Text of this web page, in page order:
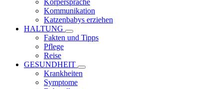
Körpersprache
Kommunikation
Katzenbabys erziehen
HALTUNG
Fakten und Tipps
Pflege
Reise
GESUNDHEIT
Krankheiten
Symptome